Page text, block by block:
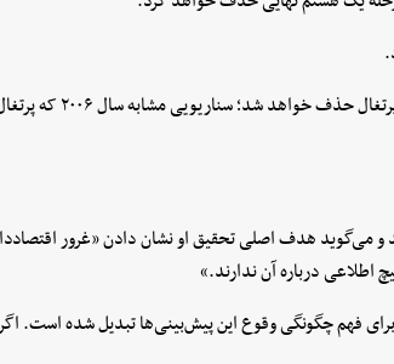
- انگلیس به نیمه‌نهایی
هدف اصلی تحقیق او نشان دادن «غرور
اطلاعی درباره آن ندارند.»
فهم چگونگی وقوع این پیش‌بینی‌ها تبدیل شده است.